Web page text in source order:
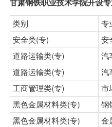
甘肃钢铁职业技术学院开设专
类别
专
安全类(专)
安
道路运输类(专)
汽
道路运输类(专)
汽
工商管理类(专)
市
黑色金属材料类(专)
钢
黑色金属材料类(专)
金